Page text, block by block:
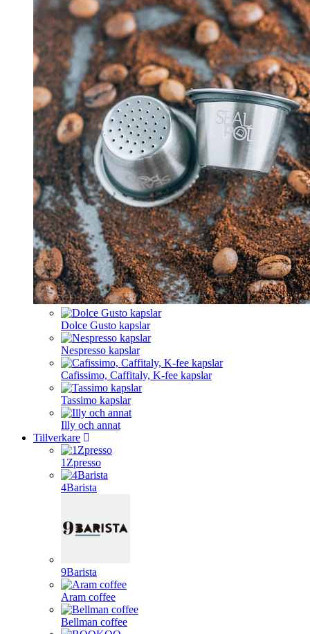
Dolce Gusto kapslar
Nespresso kapslar
Cafissimo, Caffitaly, K-fee kapslar
Tassimo kapslar
Illy och annat
Tillverkare
1Zpresso
4Barista
9Barista
Aram coffee
Bellman coffee